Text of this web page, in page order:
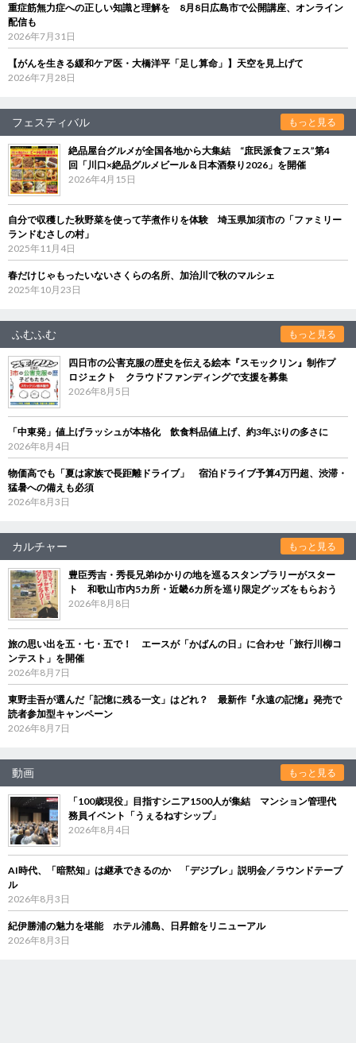
重症筋無力症への正しい知識と理解を 8月8日広島市で公開講座、オンライン
配信も
2026年7月31日
【がんを生きる緩和ケア医・大橋洋平「足し算命」】天空を見上げて
2026年7月28日
フェスティバル もっと見る
絶品屋台グルメが全国各地から大集結 “庶民派食フェス”第4
回「川口×絶品グルメビール＆日本酒祭り2026」を開催
2026年4月15日
自分で収穫した秋野菜を使って芋煮作りを体験 埼玉県加須市の「ファミリー
ランドむさしの村」
2025年11月4日
春だけじゃもったいないさくらの名所、加治川で秋のマルシェ
2025年10月23日
ふむふむ もっと見る
四日市の公害克服の歴史を伝える絵本『スモックリン』制作プ
ロジェクト クラウドファンディングで支援を募集
2026年8月5日
「中東発」値上げラッシュが本格化 飲食料品値上げ、約3年ぶりの多さに
2026年8月4日
物価高でも「夏は家族で長距離ドライブ」 宿泊ドライブ予算4万円超、渋滞・
猛暑への備えも必須
2026年8月3日
カルチャー もっと見る
豊臣秀吉・秀長兄弟ゆかりの地を巡るスタンプラリーがスター
ト 和歌山市内5カ所・近畿6カ所を巡り限定グッズをもらおう
2026年8月8日
旅の思い出を五・七・五で！ エースが「かばんの日」に合わせ「旅行川柳コ
ンテスト」を開催
2026年8月7日
東野圭吾が選んだ「記憶に残る一文」はどれ？ 最新作『永遠の記憶』発売で
読者参加型キャンペーン
2026年8月7日
動画 もっと見る
「100歳現役」目指すシニア1500人が集結 マンション管理代
務員イベント「うぇるねすシップ」
2026年8月4日
AI時代、「暗黙知」は継承できるのか 「デジブレ」説明会／ラウンドテーブ
ル
2026年8月3日
紀伊勝浦の魅力を堪能 ホテル浦島、日昇館をリニューアル
2026年8月3日